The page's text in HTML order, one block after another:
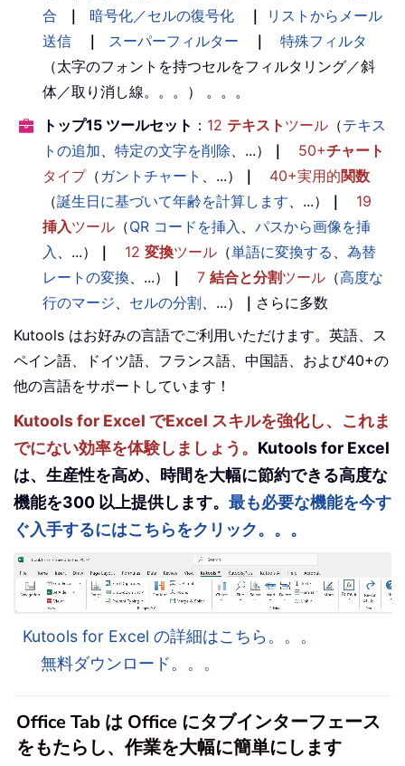
合
｜ 暗号化／セルの復号化 ｜
リストからメール
送信
｜ スーパーフィルター ｜
特殊フィルタ
（太字のフォントを持つセルをフィルタリング／斜
体／取り消し線。。。） 。。。
トップ15 ツールセット ： 12 テキスト ツール （テキス
トの追加
特定の文字を削除 、...） ｜ 50+チャート
タイプ（ ガントチャート 、...） ｜ 40+実用的関数
（誕生日に基づいて年齢を計算します 、...） ｜
19
挿入ツール （QR コードを挿入
パスから画像を挿
入
、...） ｜ 12 変換ツール （単語に変換する
為替
レートの変換 、...） ｜ 7 結合と分割ツール （高度な
行のマージ
セルの分割 、...） ｜ さらに多数
Kutools はお好みの言語でご利用いただけます。英語、ス
ペイン語、ドイツ語、フランス語、中国語、および40+の
他の言語をサポートしています！
Kutools for Excel でExcel スキルを強化し、これま
でにない効率を体験しましょう。 Kutools for Excel
は、生産性を高め、時間を大幅に節約できる高度な
機能を300 以上提供します。 最も必要な機能を今す
ぐ入手するにはこちらをクリック。。。
Kutools for Excel の詳細はこちら。。。
無料ダウンロード。。。
Office Tab は Office にタブインターフェース
をもたらし、作業を大幅に簡単にします